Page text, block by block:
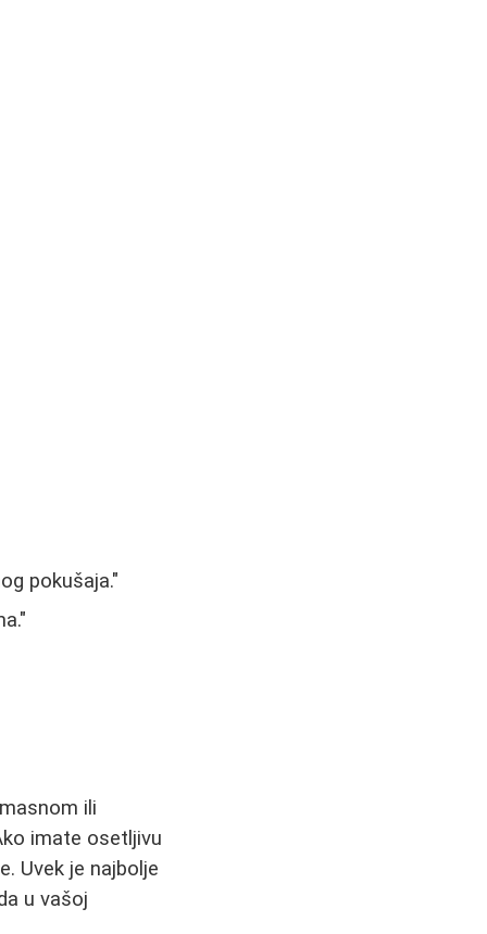
pokušaja."
ili
imate osetljivu
Uvek je najbolje
u vašoj